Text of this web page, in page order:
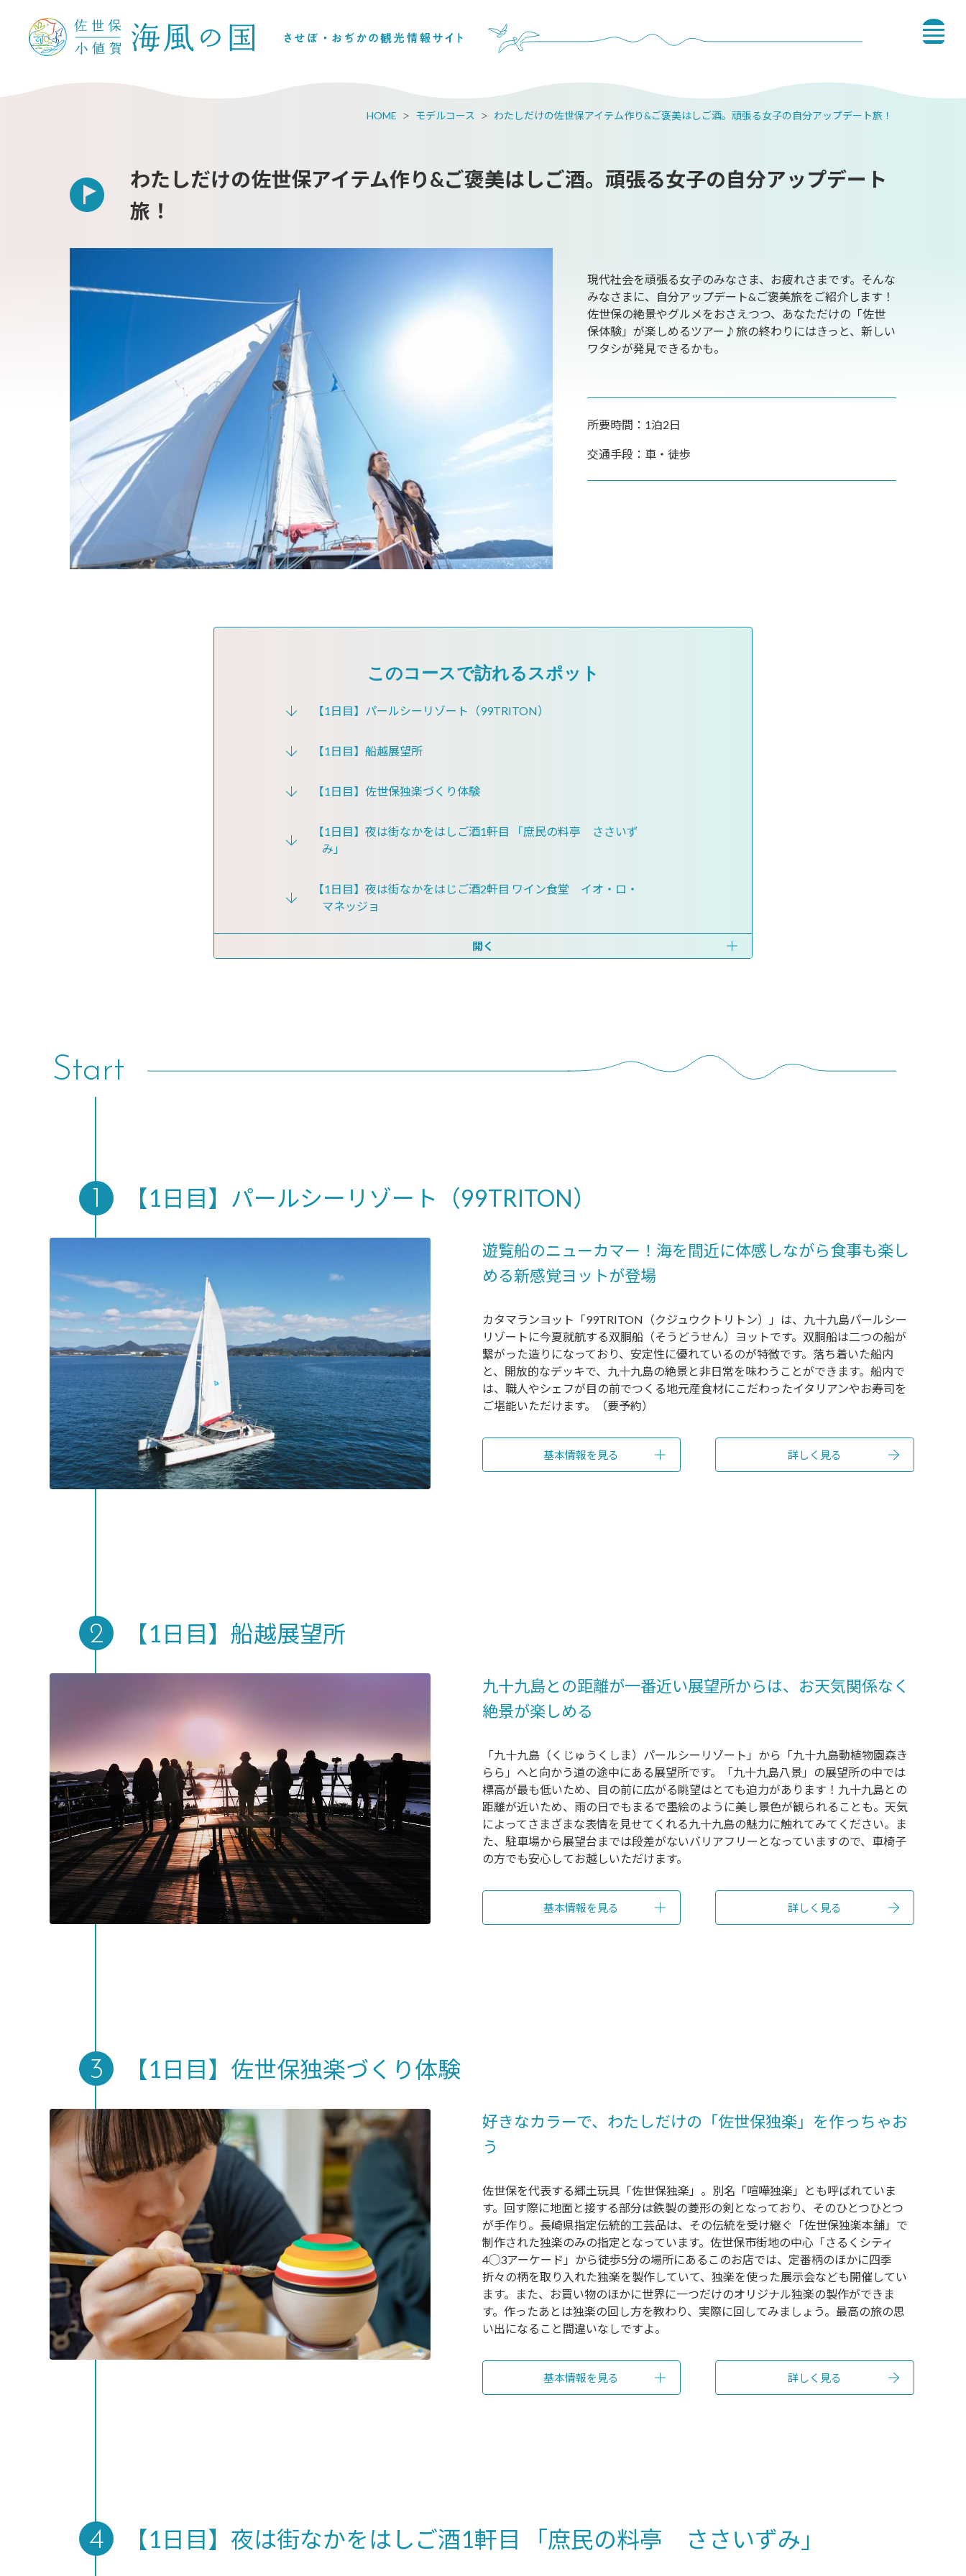
HOME モデルコース わたしだけの佐世保アイテム作り&ご褒美はしご酒。頑張る女子の自分アップデート旅！
わたしだけの佐世保アイテム作り&ご褒美はしご酒。頑張る女子の自分アップデート
旅！
現代社会を頑張る女子のみなさま、お疲れさまです。そんな
みなさまに、自分アップデート&ご褒美旅をご紹介します！
佐世保の絶景やグルメをおさえつつ、あなただけの「佐世
保体験」が楽しめるツアー♪旅の終わりにはきっと、新しい
ワタシが発見できるかも。
所要時間：1泊2日
交通手段：車・徒歩
開く
このコースで訪れるスポット
【1日目】パールシーリゾート（99TRITON）
【1日目】船越展望所
【1日目】佐世保独楽づくり体験
【1日目】夜は街なかをはしご酒1軒目 「庶民の料亭 ささいず
み」
【1日目】夜は街なかをはじご酒2軒目 ワイン食堂 イオ・ロ・
マネッジョ
Start
【1日目】パールシーリゾート（99TRITON）
遊覧船のニューカマー！海を間近に体感しながら食事も楽し
める新感覚ヨットが登場
カタマランヨット「99TRITON（クジュウクトリトン）」は、九十九島パールシー
リゾートに今夏就航する双胴船（そうどうせん）ヨットです。双胴船は二つの船が
繋がった造りになっており、安定性に優れているのが特徴です。落ち着いた船内
と、開放的なデッキで、九十九島の絶景と非日常を味わうことができます。船内で
は、職人やシェフが目の前でつくる地元産食材にこだわったイタリアンやお寿司を
ご堪能いただけます。（要予約）
基本情報を見る 詳しく見る
【1日目】船越展望所
九十九島との距離が一番近い展望所からは、お天気関係なく
絶景が楽しめる
「九十九島（くじゅうくしま）パールシーリゾート」から「九十九島動植物園森き
らら」へと向かう道の途中にある展望所です。「九十九島八景」の展望所の中では
標高が最も低いため、目の前に広がる眺望はとても迫力があります！九十九島との
距離が近いため、雨の日でもまるで墨絵のように美し景色が観られることも。天気
によってさまざまな表情を見せてくれる九十九島の魅力に触れてみてください。ま
た、駐車場から展望台までは段差がないバリアフリーとなっていますので、車椅子
の方でも安心してお越しいただけます。
基本情報を見る 詳しく見る
【1日目】佐世保独楽づくり体験
好きなカラーで、わたしだけの「佐世保独楽」を作っちゃお
う
佐世保を代表する郷土玩具「佐世保独楽」。別名「喧嘩独楽」とも呼ばれていま
す。回す際に地面と接する部分は鉄製の菱形の剣となっており、そのひとつひとつ
が手作り。長崎県指定伝統的工芸品は、その伝統を受け継ぐ「佐世保独楽本舗」で
制作された独楽のみの指定となっています。佐世保市街地の中心「さるくシティ
4◯3アーケード」から徒歩5分の場所にあるこのお店では、定番柄のほかに四季
折々の柄を取り入れた独楽を製作していて、独楽を使った展示会なども開催してい
ます。また、お買い物のほかに世界に一つだけのオリジナル独楽の製作ができま
す。作ったあとは独楽の回し方を教わり、実際に回してみましょう。最高の旅の思
い出になること間違いなしですよ。
基本情報を見る 詳しく見る
【1日目】夜は街なかをはしご酒1軒目 「庶民の料亭 ささいずみ」